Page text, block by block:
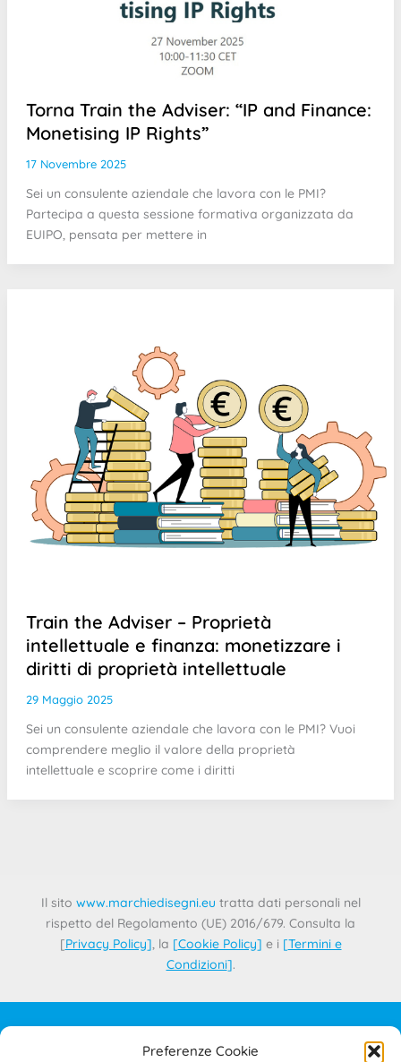
Preferenze Cookie
Torna Train the Adviser: “IP and Finance:
Monetising IP Rights”
17 Novembre 2025
Sei un consulente aziendale che lavora con le PMI?
Partecipa a questa sessione formativa organizzata da
EUIPO, pensata per mettere in
Train the Adviser – Proprietà
intellettuale e finanza: monetizzare i
diritti di proprietà intellettuale
29 Maggio 2025
Sei un consulente aziendale che lavora con le PMI? Vuoi
comprendere meglio il valore della proprietà
intellettuale e scoprire come i diritti
Il sito www.marchiedisegni.eu tratta dati personali nel
rispetto del Regolamento (UE) 2016/679. Consulta la
[Privacy Policy], la [Cookie Policy] e i [Termini e
Condizioni].
IL PROGETTO